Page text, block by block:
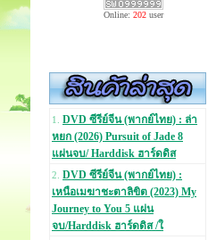
Online: 202 user
1. DVD ซีรีย์จีน (พากย์ไทย) : ล่า
หยก (2026) Pursuit of Jade 8
แผ่นจบ/ Harddisk ฮาร์ดดิส
2. DVD ซีรีย์จีน (พากย์ไทย) :
เหนือเมฆาชะตาลิขิต (2023) My
Journey to You 5 แผ่น
จบ/Harddisk ฮาร์ดดิส /ใ